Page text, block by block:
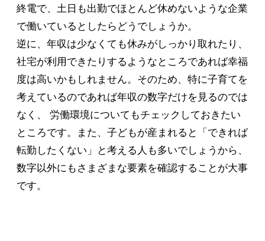
終電で、土日も出勤でほとんど休めないような企業
で働いているとしたらどうでしょうか。
逆に、年収は少なくても休みがしっかり取れたり、
社宅が利用できたりするようなところであれば幸福
度は高いかもしれません。そのため、特に子育てを
考えているのであれば年収の数字だけを見るのでは
なく、 労働環境についてもチェックしておきたい
ところです。また、子どもが産まれると「できれば
転勤したくない」と考える人も多いでしょうから、
数字以外にもさまざまな要素を確認することが大事
です。